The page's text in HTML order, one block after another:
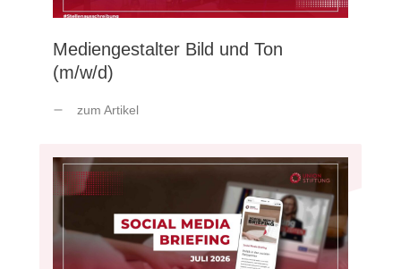
Mediengestalter Bild und Ton
(m/w/d)
zum Artikel